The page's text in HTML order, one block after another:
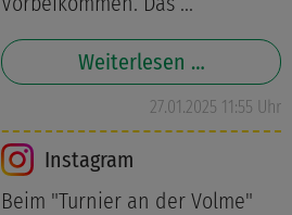
Weiterlesen …
27.01.2025 11:55 Uhr
Instagram
Beim "Turnier an der Volme"